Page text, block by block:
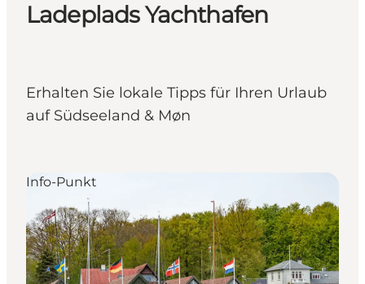
Erleben
Städte und Orte
Unterkunft
Reise planen
Ladeplads Yachthafen
Erhalten Sie lokale Tipps für Ihren Urlaub
auf Südseeland & Møn
Info-Punkt